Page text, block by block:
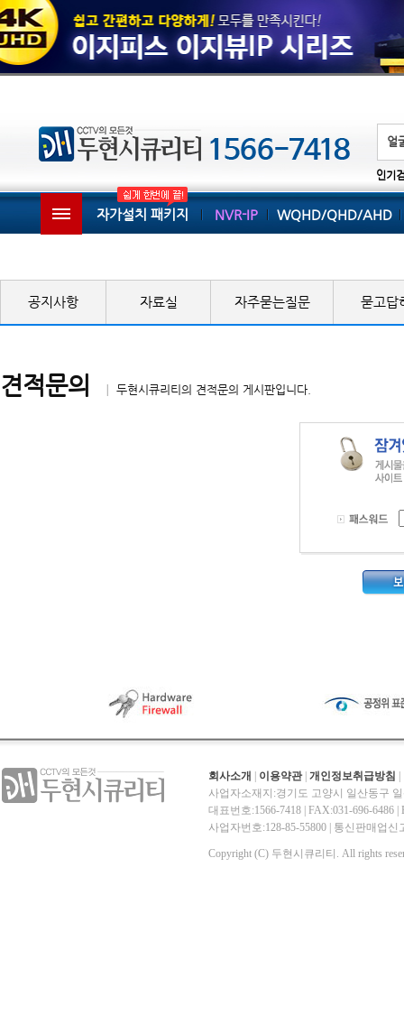
인기
자가설치 패키지 NVR-IP WQHD/QHD/AHD
공지사항 자료실 자주묻는질문 묻고답
견적문의 │ 두현시큐리티의 견적문의 게시판입니다.
회사소개 이용약관| 개인정보취급방침
사업자소재지:경기도 고양시 일산동구
대표번호:1566-7418 | FAX:031-696-6486 |
사업자번호:128-85-55800 | 통신판매업
Copyright (C) 두현시큐리티. All rights